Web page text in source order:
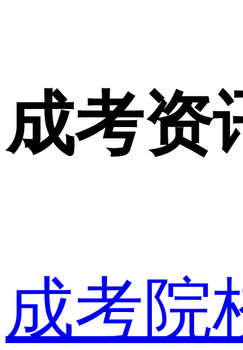
成考资
成考院